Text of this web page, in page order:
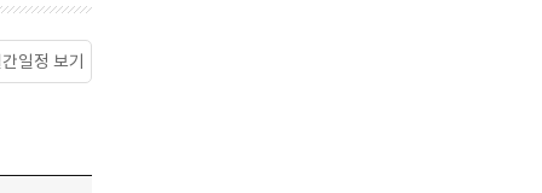
일정 보기